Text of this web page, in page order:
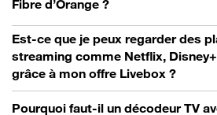
Fibre d’Orange ?
Est-ce que je peux regarder des
streaming comme Netflix,
grâce à mon offre Livebox ?
Pourquoi faut-il un décodeur TV